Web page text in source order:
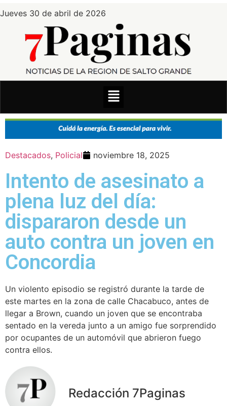
Jueves 30 de abril de 2026
Destacados, Policial noviembre 18, 2025
Intento de asesinato a
plena luz del día:
dispararon desde un
auto contra un joven en
Concordia
Un violento episodio se registró durante la tarde de
este martes en la zona de calle Chacabuco, antes de
llegar a Brown, cuando un joven que se encontraba
sentado en la vereda junto a un amigo fue sorprendido
por ocupantes de un automóvil que abrieron fuego
contra ellos.
Redacción 7Paginas